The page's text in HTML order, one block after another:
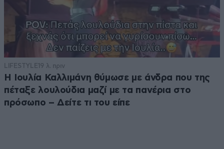
LIFESTYLE19 λ. πριν
Η Ιουλία Καλλιμάνη θύμωσε με άνδρα που της
πέταξε λουλούδια μαζί με τα πανέρια στο
πρόσωπο – Δείτε τι του είπε